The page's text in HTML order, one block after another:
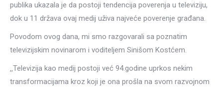
publika ukazala je da postoji tendencija poverenja u televiziju,
dok u 11 država ovaj medij uživa najveće poverenje građana.
Povodom ovog dana, mi smo razgovarali sa poznatim
televizijskim novinarom i voditeljem Sinišom Kostćem.
‚‚Televizija kao medij postoji već 94.godine uprkos nekim
transformacijama kroz koji je ona prošla na svom razvojnom